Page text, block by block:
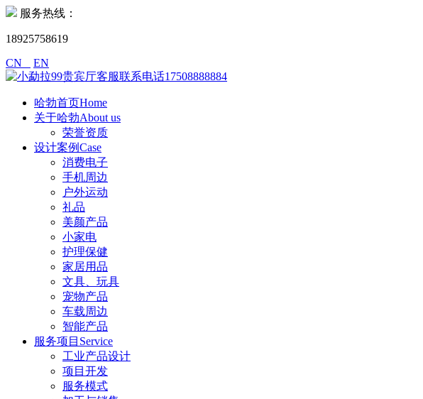
服务热线：
18925758619
CN
EN
哈勃首页Home
关于哈勃About us
荣誉资质
设计案例Case
消费电子
手机周边
户外运动
礼品
美颜产品
小家电
护理保健
家居用品
文具、玩具
宠物产品
车载周边
智能产品
服务项目Service
工业产品设计
项目开发
服务模式